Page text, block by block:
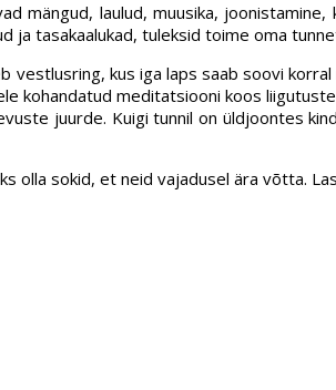
laulud, muusika, joonistamine,
ja tasakaalukad, tuleksid toime oma
kus iga laps saab soovi
meditatsiooni koos
juurde. Kuigi tunnil on üldjoontes
olla sokid, et neid vajadusel ära võtta.